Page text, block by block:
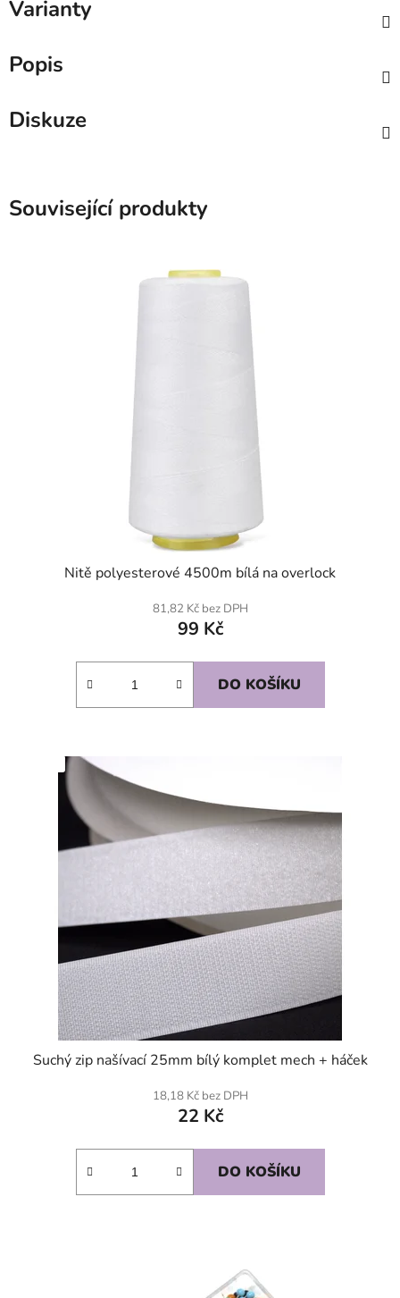
Varianty
Popis
Diskuze
Související produkty
Nitě polyesterové 4500m bílá na overlock
81,82 Kč bez DPH
99 Kč
DO KOŠÍKU
Suchý zip našívací 25mm bílý komplet mech + háček
18,18 Kč bez DPH
22 Kč
DO KOŠÍKU